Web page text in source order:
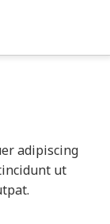
adipiscing
ut